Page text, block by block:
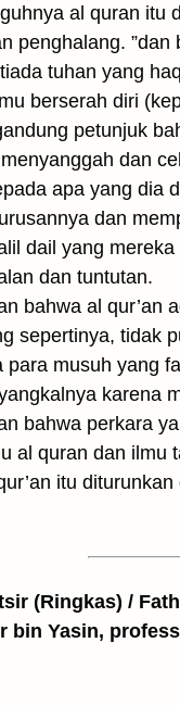
al quran itu
penghalang.
tuhan yang
berserah diri
petunjuk
dan
apa yang dia
dan
dail yang
dan tuntutan.
bahwa al qur’an
sepertinya, tidak
para musuh yang
karena
bahwa perkara
al quran dan ilmu
itu
(Ringkas) /
bin Yasin,